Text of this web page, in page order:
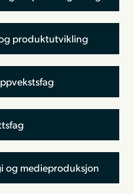
produktutvikling
og medieproduksjon